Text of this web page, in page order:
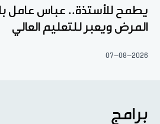
يطمح للأستذة.. عباس عامل
المرض ويعبر للتعليم العالي
07-08-2026
برامج